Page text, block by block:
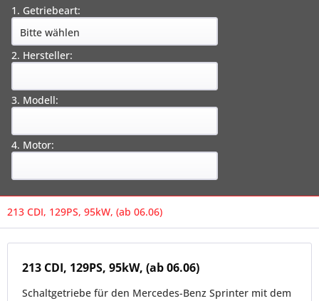
1. Getriebeart:
2. Hersteller:
3. Modell:
4. Motor:
213 CDI, 129PS, 95kW, (ab 06.06)
213 CDI, 129PS, 95kW, (ab 06.06)
Schaltgetriebe für den Mercedes-Benz Sprinter mit dem